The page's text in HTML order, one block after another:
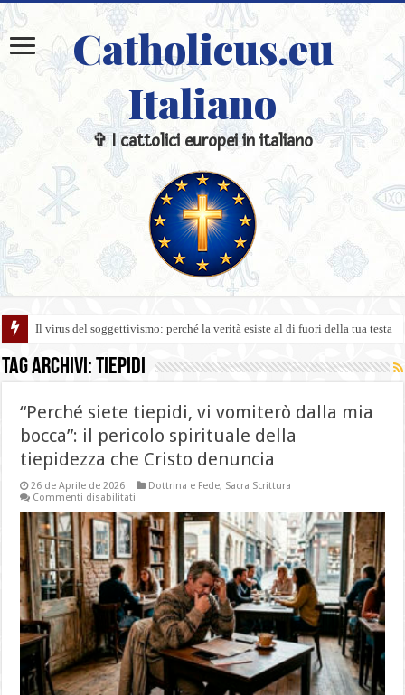
Catholicus.eu
Italiano
✞ I cattolici europei in italiano
Il virus del soggettivismo: perché la verità esiste al di fuori della tua testa
Tag Archivi:tiepidi
“Perché siete tiepidi, vi vomiterò dalla mia
bocca”: il pericolo spirituale della
tiepidezza che Cristo denuncia
26 de Aprile de 2026 Dottrina e Fede, Sacra Scrittura
Commenti disabilitati
siete
tiepidi,
vi
vomiterò
dalla
mia
bocca”:
il
pericolo
spirituale
della
tiepidezza
che
Cristo
denuncia